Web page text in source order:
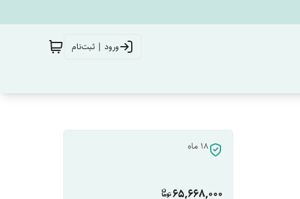
ورود | ثبت‌نام
18 ماه
65,668,000